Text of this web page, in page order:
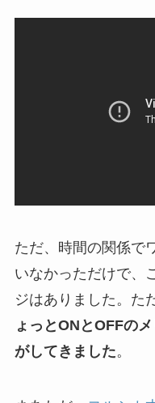
ただ、時間の関係で
いなかっただけで、
ジはありました。た
ょっとONとOFFの
がしてきました。